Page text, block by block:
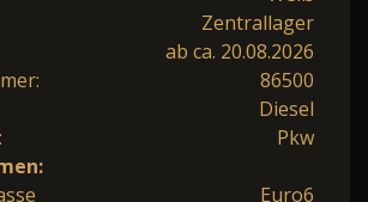
Zentrallager
ab ca. 20.08.2026
86500
Diesel
Pkw
Euro6